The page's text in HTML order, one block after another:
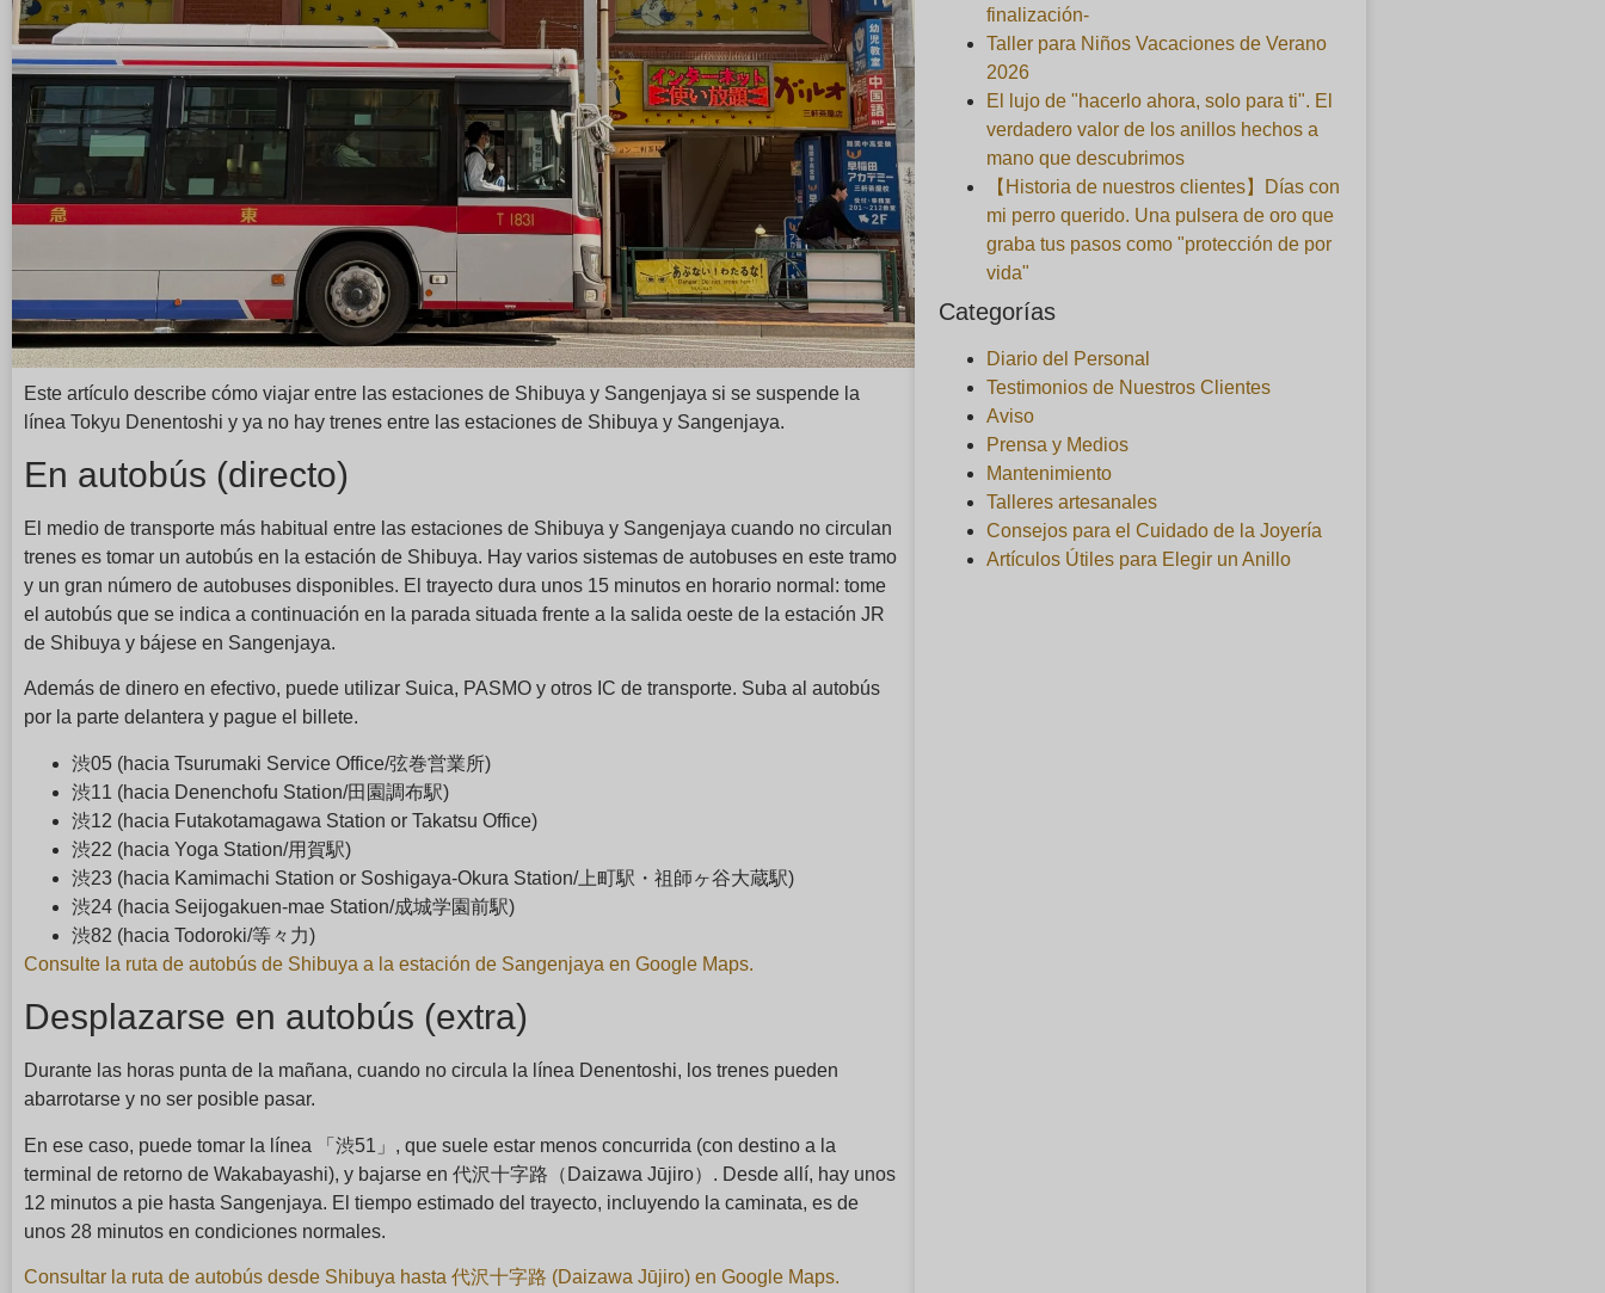
Este artículo describe cómo viajar entre las estaciones de Shibuya y Sangenjaya si se suspende la
línea Tokyu Denentoshi y ya no hay trenes entre las estaciones de Shibuya y Sangenjaya.
En autobús (directo)
El medio de transporte más habitual entre las estaciones de Shibuya y Sangenjaya cuando no circulan
trenes es tomar un autobús en la estación de Shibuya. Hay varios sistemas de autobuses en este tramo
y un gran número de autobuses disponibles. El trayecto dura unos 15 minutos en horario normal: tome
el autobús que se indica a continuación en la parada situada frente a la salida oeste de la estación JR
de Shibuya y bájese en Sangenjaya.
Además de dinero en efectivo, puede utilizar Suica, PASMO y otros IC de transporte. Suba al autobús
por la parte delantera y pague el billete.
渋05 (hacia Tsurumaki Service Office/弦巻営業所)
渋11 (hacia Denenchofu Station/田園調布駅)
渋12 (hacia Futakotamagawa Station or Takatsu Office)
渋22 (hacia Yoga Station/用賀駅)
渋23 (hacia Kamimachi Station or Soshigaya-Okura Station/上町駅・祖師ヶ谷大蔵駅)
渋24 (hacia Seijogakuen-mae Station/成城学園前駅)
渋82 (hacia Todoroki/等々力)
Consulte la ruta de autobús de Shibuya a la estación de Sangenjaya en Google Maps.
Desplazarse en autobús (extra)
Durante las horas punta de la mañana, cuando no circula la línea Denentoshi, los trenes pueden
abarrotarse y no ser posible pasar.
En ese caso, puede tomar la línea 「渋51」, que suele estar menos concurrida (con destino a la
terminal de retorno de Wakabayashi), y bajarse en 代沢十字路（Daizawa Jūjiro）. Desde allí, hay unos
12 minutos a pie hasta Sangenjaya. El tiempo estimado del trayecto, incluyendo la caminata, es de
unos 28 minutos en condiciones normales.
Consultar la ruta de autobús desde Shibuya hasta 代沢十字路 (Daizawa Jūjiro) en Google Maps.
finalización-
Taller para Niños Vacaciones de Verano
2026
El lujo de "hacerlo ahora, solo para ti". El
verdadero valor de los anillos hechos a
mano que descubrimos
【Historia de nuestros clientes】Días con
mi perro querido. Una pulsera de oro que
graba tus pasos como "protección de por
vida"
Categorías
Diario del Personal
Testimonios de Nuestros Clientes
Aviso
Prensa y Medios
Mantenimiento
Talleres artesanales
Consejos para el Cuidado de la Joyería
Artículos Útiles para Elegir un Anillo